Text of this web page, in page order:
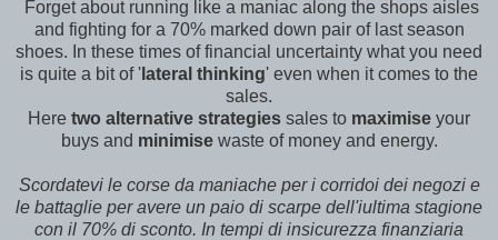
Forget about running like a maniac along the shops aisles
and fighting for a 70% marked down pair of last season
shoes. In these times of financial uncertainty what you need
is quite a bit of ' lateral thinking' even when it comes to the
sales.
Here two alternative strategies sales to maximise your
buys and minimisewaste of money and energy.
Scordatevi le corse da maniache per i corridoi dei negozi e
le battaglie per avere un paio di scarpe dell'iultima stagione
con il 70% di sconto. In tempi di insicurezza finanziaria